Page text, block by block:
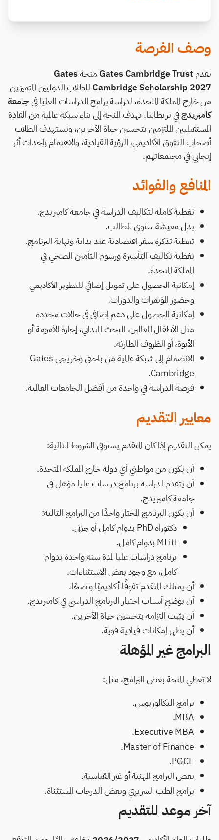
وصف الفرصة
تقدم Gates Cambridge Trust منحةGates
Cambridge Scholarship 2027 للطلاب الدوليين المتميزين
من خارج المملكة المتحدة، لدراسة برامج الدراسات العليا فيجامعة
كامبريدجفي بريطانيا. تهدف المنحة إلى بناء شبكة عالمية من القادة
المستقبليين الملتزمين بتحسين حياة الآخرين، وتستهدف الطلاب
أصحاب التفوق الأكاديمي، الرؤية القيادية، والاهتمام بإحداث أثر
إيجابي في مجتمعاتهم.
المنافع والفوائد
تغطية كاملة لتكاليف الدراسة في جامعة كامبريدج.
بدل معيشة سنوي للطالب.
تغطية تذكرة سفر اقتصادية عند بداية ونهاية البرنامج.
تغطية تكاليف التأشيرة ورسوم التأمين الصحي في
المملكة المتحدة.
إمكانية الحصول على تمويل إضافي للتطوير الأكاديمي
وحضور المؤتمرات والدورات.
إمكانية الحصول على دعم إضافي في حالات محددة
مثل الأطفال المعالين، البحث الميداني، إجازة الأمومة أو
الأبوة، أو الظروف الطارئة.
الانضمام إلى شبكة عالمية من باحثي وخريجي Gates
Cambridge.
فرصة الدراسة في واحدة من أفضل الجامعات العالمية.
معايير التقديم
يمكن التقديم إذا كان المتقدم يستوفي الشروط التالية:
أن يكون من مواطني أي دولة خارج المملكة المتحدة.
أن يتقدم لدراسة برنامج دراسات عليا مؤهل في
جامعة كامبريدج.
أن يكون البرنامج المختار واحدًا من البرامج التالية:
دكتوراه PhD بدوام كامل أو جزئي.
MLitt بدوام كامل.
برنامج دراسات عليا لمدة سنة واحدة بدوام
كامل، مع وجود بعض الاستثناءات.
أن يمتلك المتقدم تفوقًا أكاديميًا واضحًا.
أن يوضح أسباب اختيار البرنامج الدراسي في كامبريدج.
أن يثبت التزامه بتحسين حياة الآخرين.
أن يظهر إمكانات قيادية قوية.
البرامج غير المؤهلة
لا تغطي المنحة بعض البرامج، مثل:
برامج البكالوريوس.
MBA.
Executive MBA.
Master of Finance.
PGCE.
بعض البرامج المهنية أو غير القياسية.
برامج الطب السريري وبعض الدرجات المستثناة.
آخر موعد للتقديم